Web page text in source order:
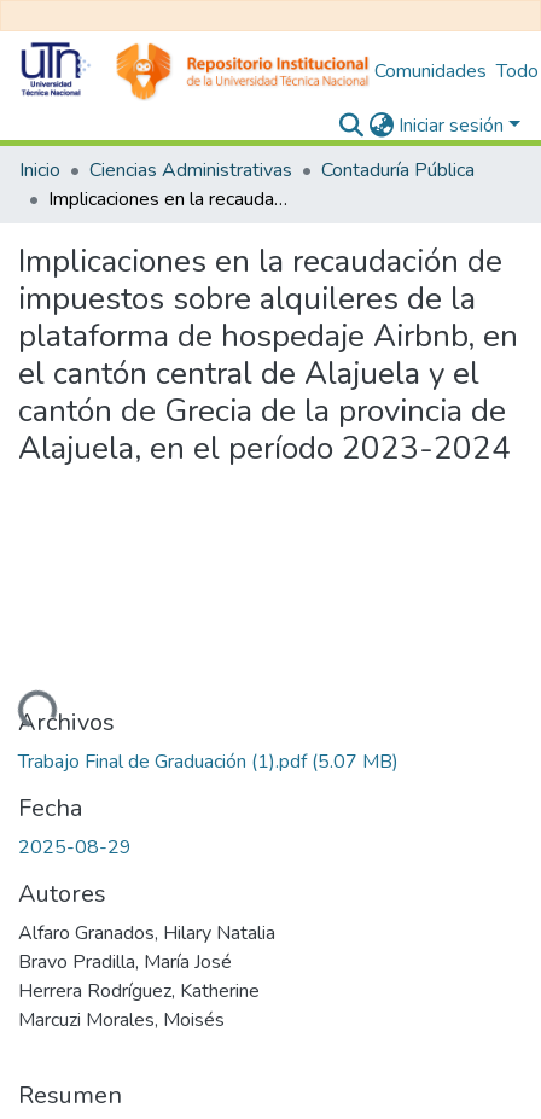
Comunidades
Iniciar sesión
Inicio
Ciencias Administrativas
Contaduría Pública
Implicaciones en la recaudación de impuestos sobre alquileres de la plataforma de hospedaje Airbnb, en el cantón central de Alajuela y el cantón de Grecia de la provincia de Alajuela, en el período 2023-2024
Implicaciones en la recaudación de
impuestos sobre alquileres de la
plataforma de hospedaje Airbnb, en
el cantón central de Alajuela y el
cantón de Grecia de la provincia de
Alajuela, en el período 2023-2024
Archivos
Trabajo Final de Graduación (1).pdf(5.07 MB)
Fecha
2025-08-29
Autores
Alfaro Granados, Hilary Natalia
Bravo Pradilla, María José
Herrera Rodríguez, Katherine
Marcuzi Morales, Moisés
Resumen